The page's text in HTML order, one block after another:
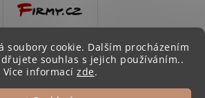
soubory cookie. Dalším procházením
souhlas s jejich používáním..
Více informacízde.